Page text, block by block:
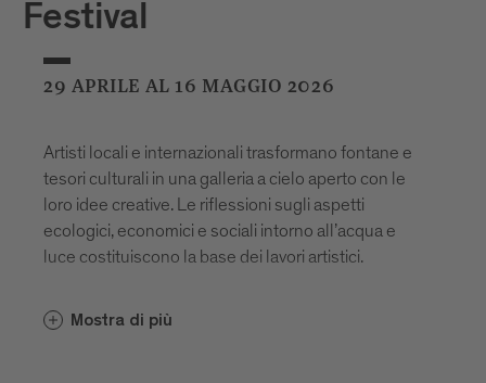
Festival
29 APRILE AL 16 MAGGIO 2026
Artisti locali e internazionali trasformano fontane e
tesori culturali in una galleria a cielo aperto con le
loro idee creative. Le riflessioni sugli aspetti
ecologici, economici e sociali intorno all’acqua e
luce costituiscono la base dei lavori artistici.
Mostra di più